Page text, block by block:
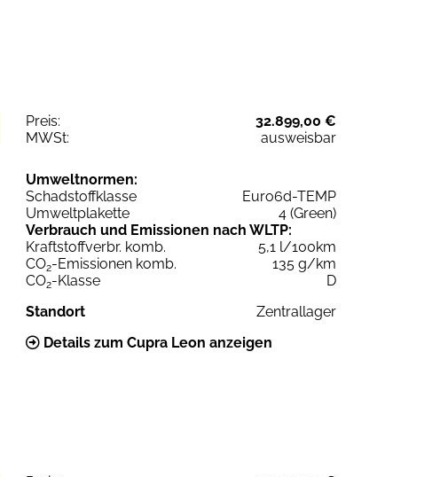
Preis:
32.899,00 €
MWSt:
ausweisbar
Umweltnormen:
Schadstoffklasse
Euro6d-TEMP
Umweltplakette
4 (Green)
Verbrauch und Emissionen nach WLTP:
Kraftstoffverbr. komb.
5,1 l/100km
CO2-Emissionen komb.
135 g/km
CO2-Klasse
D
Standort
Zentrallager
Details zum Cupra Leon anzeigen